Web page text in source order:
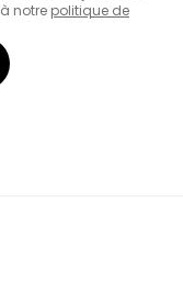
notre politique de